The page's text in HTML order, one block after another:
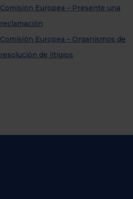
Comisión Europea – Presente una
reclamación
Comisión Europea – Organismos de
resolución de litigios